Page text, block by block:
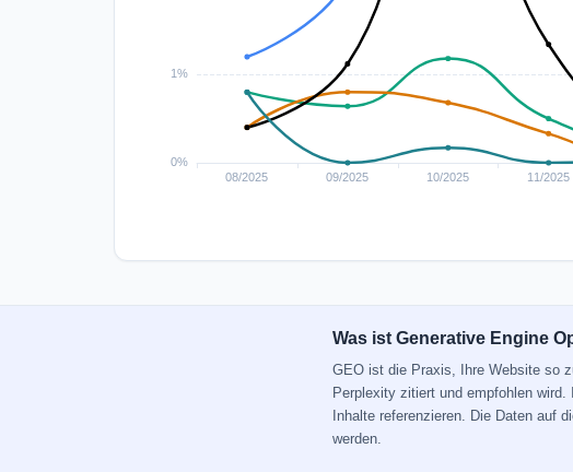
Was ist Generative Engine
GEO ist die Praxis, Ihre Website so
Perplexity zitiert und empfohlen
Inhalte referenzieren. Die Daten auf
werden.